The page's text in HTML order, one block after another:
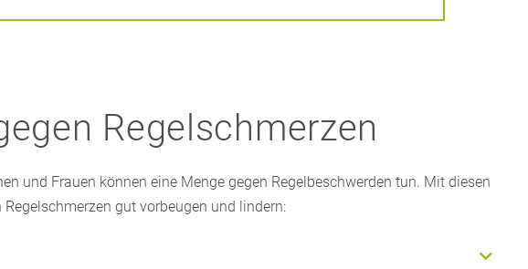
Regelschmerzen
und Frauen können eine Menge gegen Regelbeschwerden tun. Mit diesen
gut vorbeugen und lindern: